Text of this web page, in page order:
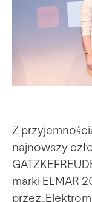
Z
najnowszy
marki ELMAR